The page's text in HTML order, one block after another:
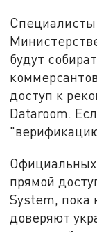
будут
доступ к
Dataroom.
прямой
System, пока
доверяют